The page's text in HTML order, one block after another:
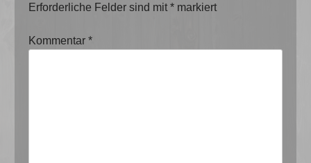
Erforderliche Felder sind mit* markiert
Kommentar*